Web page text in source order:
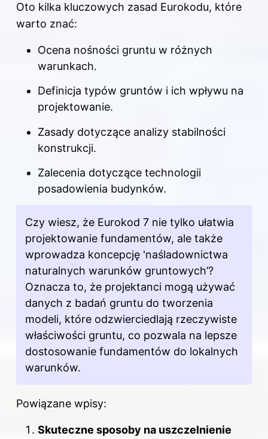
Oto kilka kluczowych zasad Eurokodu, które
warto znać:
Ocena nośności gruntu w różnych
warunkach.
Definicja typów gruntów i ich wpływu na
projektowanie.
Zasady dotyczące analizy stabilności
konstrukcji.
Zalecenia dotyczące technologii
posadowienia budynków.
Czy wiesz, że Eurokod 7 nie tylko ułatwia
projektowanie fundamentów, ale także
wprowadza koncepcję 'naśladownictwa
naturalnych warunków gruntowych’?
Oznacza to, że projektanci mogą używać
danych z badań gruntu do tworzenia
modeli, które odzwierciedlają rzeczywiste
właściwości gruntu, co pozwala na lepsze
dostosowanie fundamentów do lokalnych
warunków.
Powiązane wpisy:
Skuteczne sposoby na uszczelnienie